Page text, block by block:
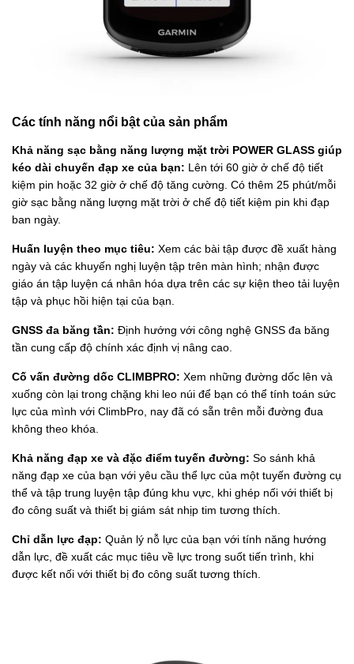
Các tính năng nổi bật của sản phẩm
Khả năng sạc bằng năng lượng mặt trời POWER GLASS giúp
kéo dài chuyến đạp xe của bạn: Lên tới 60 giờ ở chế độ tiết
kiệm pin hoặc 32 giờ ở chế độ tăng cường. Có thêm 25 phút/mỗi
giờ sạc bằng năng lượng mặt trời ở chế độ tiết kiệm pin khi đạp
ban ngày.
Huấn luyện theo mục tiêu: Xem các bài tập được đề xuất hàng
ngày và các khuyến nghị luyện tập trên màn hình; nhận được
giáo án tập luyện cá nhân hóa dựa trên các sự kiện theo tải luyện
tập và phục hồi hiện tại của bạn.
GNSS đa băng tần: Định hướng với công nghệ GNSS đa băng
tần cung cấp độ chính xác định vị nâng cao.
Cố vấn đường dốc CLIMBPRO: Xem những đường dốc lên và
xuống còn lại trong chặng khi leo núi để bạn có thể tính toán sức
lực của mình với ClimbPro, nay đã có sẵn trên mỗi đường đua
không theo khóa.
Khả năng đạp xe và đặc điểm tuyến đường: So sánh khả
năng đạp xe của bạn với yêu cầu thể lực của một tuyến đường cụ
thể và tập trung luyện tập đúng khu vực, khi ghép nối với thiết bị
đo công suất và thiết bị giám sát nhịp tim tương thích.
Chỉ dẫn lực đạp: Quản lý nỗ lực của bạn với tính năng hướng
dẫn lực, đề xuất các mục tiêu về lực trong suốt tiến trình, khi
được kết nối với thiết bị đo công suất tương thích.